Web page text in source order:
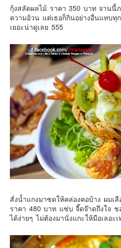
กุ้งสลัดผลไม้ ราคา 350 บาท จานนี้
ความอ้วน แต่เธอก็กินอย่างอื่นแทบทุ
เยอะน่าดูเลย 555
สั่งน้ำแกงมาซดให้คล่องคอบ้าง ผมเ
ราคา 480 บาท แซ่บ จี๊ดจ๊าดถึงใจ
ได้ง่ายๆ ไม่ต้องมานั่งแกะให้มือเลอะเ